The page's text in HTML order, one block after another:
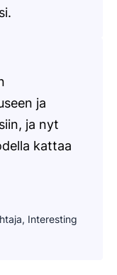
ja
ja nyt
kattaa
Interesting